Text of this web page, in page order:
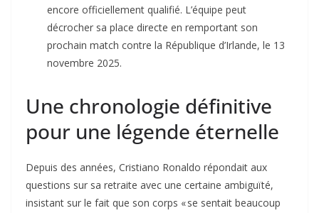
encore officiellement qualifié. L’équipe peut
décrocher sa place directe en remportant son
prochain match contre la République d’Irlande, le 13
novembre 2025.
Une chronologie définitive
pour une légende éternelle
Depuis des années, Cristiano Ronaldo répondait aux
questions sur sa retraite avec une certaine ambiguïté,
insistant sur le fait que son corps « se sentait beaucoup